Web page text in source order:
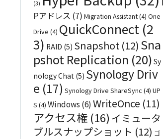
(3)
Pアドレス (7) Migration Assistant(4) One
Drive (4) QuickConnect (2
3) RAID (5) Snapshot (12) Sna
pshot Replication (20) Sy
nology Chat (5) Synology Driv
e (17) Synology Drive ShareSync (4) UP
S (4) Windows (6) WriteOnce (11)
アクセス権 (16) イミュータ
ブルスナップショット (12) ゴ